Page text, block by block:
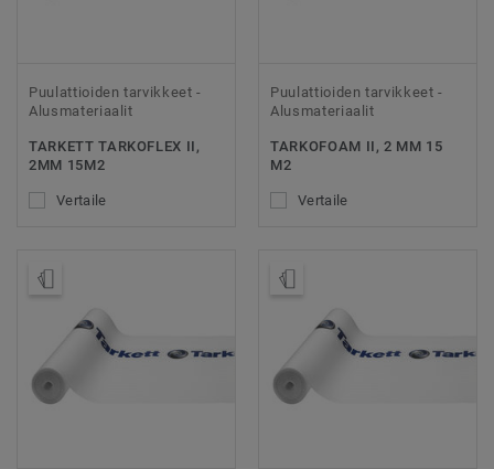
Puulattioiden tarvikkeet -
Alusmateriaalit
TARKETT TARKOFLEX II,
2MM 15M2
Vertaile
Puulattioiden tarvikkeet -
Alusmateriaalit
TARKOFOAM II, 2 MM 15
M2
Vertaile